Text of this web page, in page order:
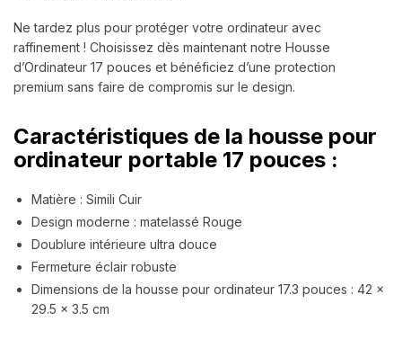
Ne tardez plus pour protéger votre ordinateur avec
raffinement ! Choisissez dès maintenant notre Housse
d’Ordinateur 17 pouces et bénéficiez d’une protection
premium sans faire de compromis sur le design.
Caractéristiques de la housse pour
ordinateur portable 17 pouces :
Matière : Simili Cuir
Design moderne : matelassé Rouge
Doublure intérieure ultra douce
Fermeture éclair robuste
Dimensions de la housse pour ordinateur 17.3 pouces : 42 x
29.5 x 3.5 cm